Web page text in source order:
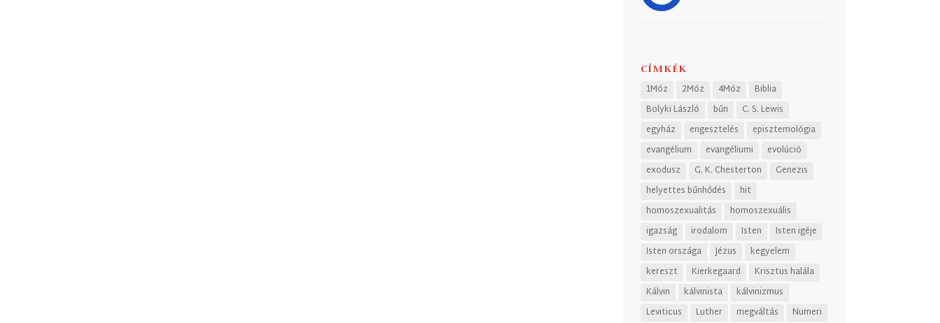
CÍMKÉK
1Móz 2Móz 4Móz
Biblia
Bolyki László
bűn
C. S. Lewis
egyház
engesztelés
episztemológia
evangélium
evangéliumi
evolúció
exodusz
G. K. Chesterton
Genezis
helyettes bűnhődés
hit
homoszexualitás
homoszexuális
igazság
irodalom Isten
Isten igéje
Isten országa
Jézus
kegyelem
kereszt
Kierkegaard
Krisztus halála
Kálvin
kálvinista
kálvinizmus
Leviticus
Luther megváltás Numeri